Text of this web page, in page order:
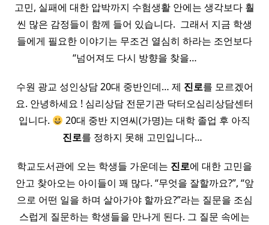
고민, 실패에 대한 압박까지 수험생활 안에는 생각보다 훨
씬 많은 감정들이 함께 들어 있습니다. ​ 그래서 지금 학생
들에게 필요한 이야기는 무조건 열심히 하라는 조언보다
“넘어져도 다시 방향을 찾을…
수원 광교 성인상담 20대 중반인데… 제 진로를 모르겠어
요. 안녕하세요 ! 심리상담 전문기관 닥터오심리상담센터
입니다.
20대 중반 지연씨(가명)는 대학 졸업 후 아직
진로를 정하지 못해 고민입니다… ​ ​
학교도서관에 오는 학생들 가운데는 진로에 대한 고민을
안고 찾아오는 아이들이 꽤 많다. “무엇을 잘할까요?”, “앞
으로 어떤 일을 하며 살아가야 할까요?”라는 질문을 조심
스럽게 질문하는 학생들을 만나게 된다. 그 질문 속에는